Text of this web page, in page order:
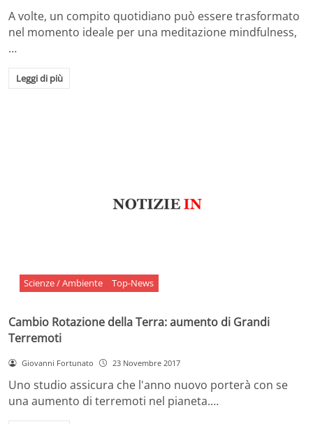
A volte, un compito quotidiano può essere trasformato
nel momento ideale per una meditazione mindfulness,
…
Leggi di più
Scienze / Ambiente Top-News
Cambio Rotazione della Terra: aumento di Grandi
Terremoti
Giovanni Fortunato 23 Novembre 2017
Uno studio assicura che l'anno nuovo porterà con se
una aumento di terremoti nel pianeta.…